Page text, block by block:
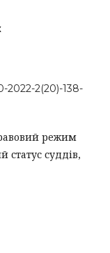
2022-2(20)-138-
режим
статус суддів,